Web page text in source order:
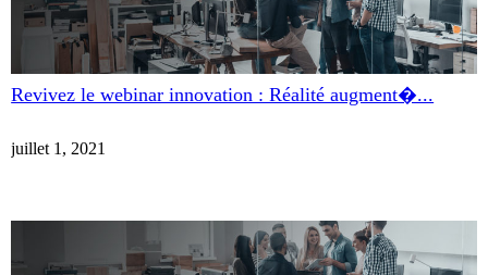
Revivez le webinar innovation : Réalité augment�...
juillet 1, 2021